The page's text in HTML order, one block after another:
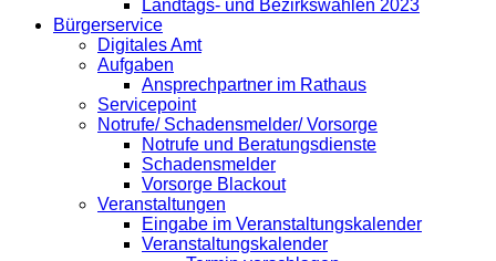
Landtags- und Bezirkswahlen 2023
Bürgerservice
Digitales Amt
Aufgaben
Ansprechpartner im Rathaus
Servicepoint
Notrufe/ Schadensmelder/ Vorsorge
Notrufe und Beratungsdienste
Schadensmelder
Vorsorge Blackout
Veranstaltungen
Eingabe im Veranstaltungskalender
Veranstaltungskalender